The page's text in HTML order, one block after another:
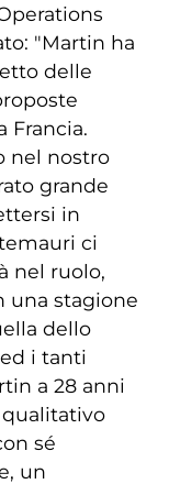
"Martin ha
delle
Francia.
nel nostro
grande
in
ci
nel ruolo,
una stagione
dello
i tanti
a 28 anni
qualitativo
sé
un